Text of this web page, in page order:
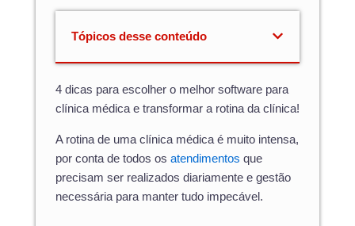
Tópicos desse conteúdo
4 dicas para escolher o melhor software para
clínica médica e transformar a rotina da clínica!
A rotina de uma clínica médica é muito intensa,
por conta de todos os atendimentos que
precisam ser realizados diariamente e gestão
necessária para manter tudo impecável.